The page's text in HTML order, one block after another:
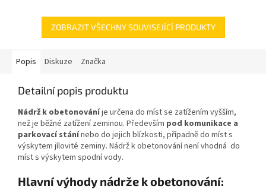
ZOBRAZIT VŠECHNY SOUVISEJÍCÍ PRODUKTY
Popis Diskuze Značka
Detailní popis produktu
Nádrž k obetonováníje určena do míst se zatížením vyšším,
než je běžné zatížení zeminou. Především pod komunikace a
parkovací stánínebo do jejich blízkosti, případně do míst s
výskytem jílovité zeminy. Nádrž k obetonování není vhodná do
míst s výskytem spodní vody.
Hlavní výhody nádrže k obetonování: